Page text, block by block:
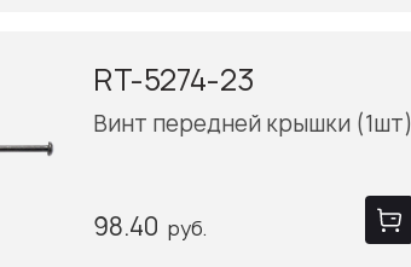
RT-5274-23
Винт передней крышки (1шт)
98.40 руб.